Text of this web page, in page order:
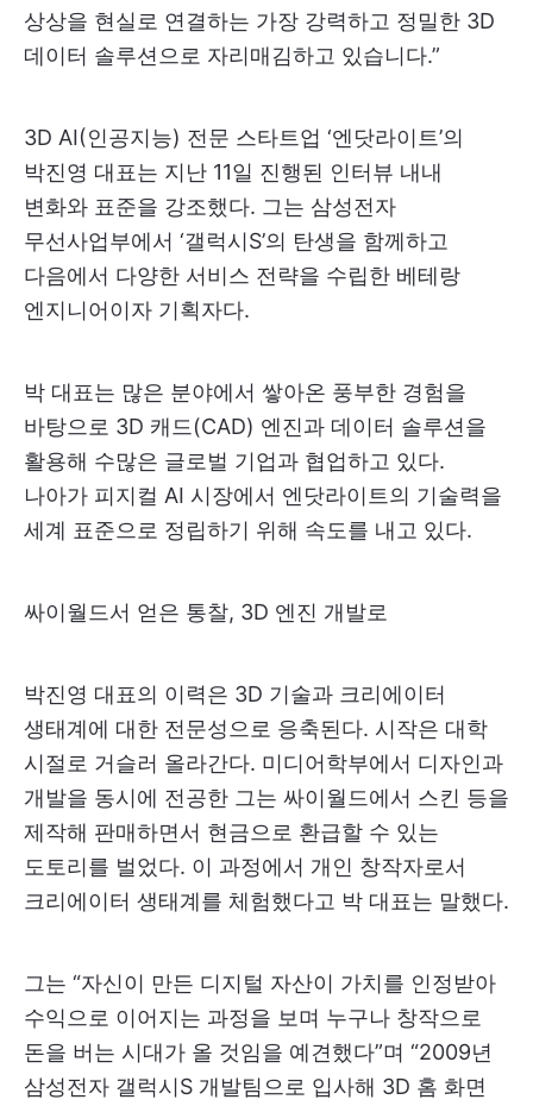
상상을 현실로 연결하는 가장 강력하고 정밀한 3D
데이터 솔루션으로 자리매김하고 있습니다.”
3D AI(인공지능) 전문 스타트업 ‘엔닷라이트’의
박진영 대표는 지난 11일 진행된 인터뷰 내내
변화와 표준을 강조했다. 그는 삼성전자
무선사업부에서 ‘갤럭시S’의 탄생을 함께하고
다음에서 다양한 서비스 전략을 수립한 베테랑
엔지니어이자 기획자다.
박 대표는 많은 분야에서 쌓아온 풍부한 경험을
바탕으로 3D 캐드(CAD) 엔진과 데이터 솔루션을
활용해 수많은 글로벌 기업과 협업하고 있다.
나아가 피지컬 AI 시장에서 엔닷라이트의 기술력을
세계 표준으로 정립하기 위해 속도를 내고 있다.
싸이월드서 얻은 통찰, 3D 엔진 개발로
박진영 대표의 이력은 3D 기술과 크리에이터
생태계에 대한 전문성으로 응축된다. 시작은 대학
시절로 거슬러 올라간다. 미디어학부에서 디자인과
개발을 동시에 전공한 그는 싸이월드에서 스킨 등을
제작해 판매하면서 현금으로 환급할 수 있는
도토리를 벌었다. 이 과정에서 개인 창작자로서
크리에이터 생태계를 체험했다고 박 대표는 말했다.
그는 “자신이 만든 디지털 자산이 가치를 인정받아
수익으로 이어지는 과정을 보며 누구나 창작으로
돈을 버는 시대가 올 것임을 예견했다”며 “2009년
삼성전자 갤럭시S 개발팀으로 입사해 3D 홈 화면